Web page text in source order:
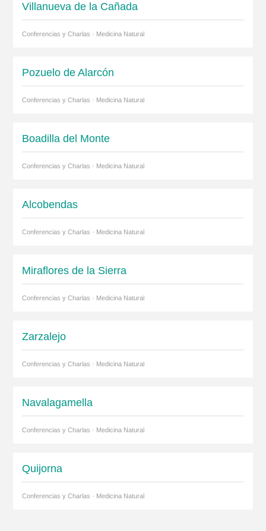
Villanueva de la Cañada
Conferencias y Charlas · Medicina Natural
Pozuelo de Alarcón
Conferencias y Charlas · Medicina Natural
Boadilla del Monte
Conferencias y Charlas · Medicina Natural
Alcobendas
Conferencias y Charlas · Medicina Natural
Miraflores de la Sierra
Conferencias y Charlas · Medicina Natural
Zarzalejo
Conferencias y Charlas · Medicina Natural
Navalagamella
Conferencias y Charlas · Medicina Natural
Quijorna
Conferencias y Charlas · Medicina Natural